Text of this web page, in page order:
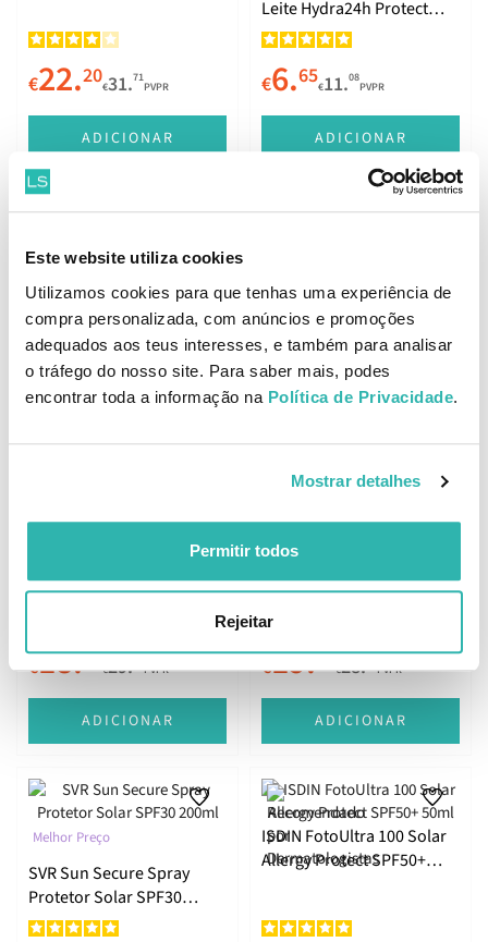
Este website utiliza cookies
Utilizamos cookies para que tenhas uma experiência de
compra personalizada, com anúncios e promoções
adequados aos teus interesses, e também para analisar
o tráfego do nosso site. Para saber mais, podes
encontrar toda a informação na Política de Privacidade.
Mostrar detalhes
Permitir todos
Rejeitar
€22.20€31.71
PVPR
ADICIONAR
Leite Hydra24h Protect
Rosto SPF50+ 50ml
€6.65€11.08
PVPR
ADICIONAR
Nuxe Sun Creme Emulsão
€14.77 25.47
ADICIONAR
€ 16.66 23.80
ADICIONAR
Heliocare 360º Oil-Free
Compact Bronze SPF50+
€18.55€29. PVPR
ADICIONAR
Sesderma Repaskin
Ligeiro SPF50+ 50ml
€19.30€28. PVPR
ADICIONAR
Melhor Preço
SVR Sun Secure Spray
Protetor Solar SPF30
200ml
ISDIN FotoUltra 100 Solar
Allergy Protect SPF50+